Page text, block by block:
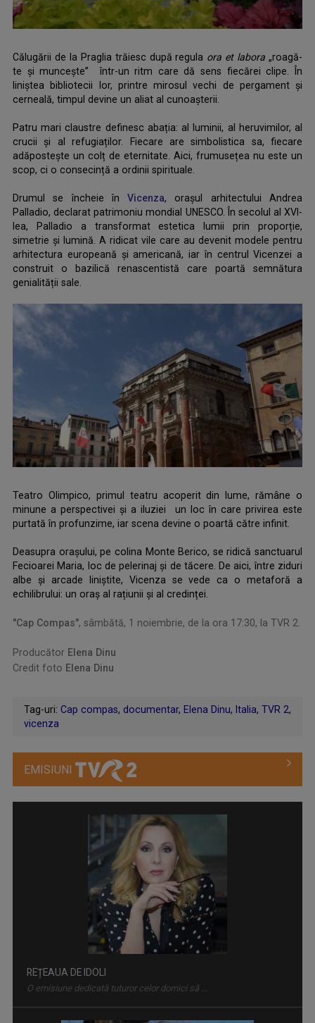
Călugării de la Praglia trăiesc după regula ora et labora „roagă-
te și muncește” într-un ritm care dă sens fiecărei clipe. În
liniștea bibliotecii lor, printre mirosul vechi de pergament și
cerneală, timpul devine un aliat al cunoașterii.
Patru mari claustre definesc abația: al luminii, al heruvimilor, al
crucii și al refugiaților. Fiecare are simbolistica sa, fiecare
adăpostește un colț de eternitate. Aici, frumusețea nu este un
scop, ci o consecință a ordinii spirituale.
Drumul se încheie înVicenza, orașul arhitectului Andrea
Palladio, declarat patrimoniu mondial UNESCO. În secolul al XVI-
lea, Palladio a transformat estetica lumii prin proporție,
simetrie și lumină. A ridicat vile care au devenit modele pentru
arhitectura europeană și americană, iar în centrul Vicenzei a
construit o bazilică renascentistă care poartă semnătura
genialității sale.
Teatro Olimpico, primul teatru acoperit din lume, rămâne o
minune a perspectivei și a iluziei un loc în care privirea este
purtată în profunzime, iar scena devine o poartă către infinit.
Deasupra orașului, pe colina Monte Berico, se ridică sanctuarul
Fecioarei Maria, loc de pelerinaj și de tăcere. De aici, între ziduri
albe și arcade liniștite, Vicenza se vede ca o metaforă a
echilibrului: un oraș al rațiunii și al credinței.
"Cap Compas", sâmbătă, 1 noiembrie, de la ora 17:30, la TVR 2.
Producător Elena Dinu
Credit foto Elena Dinu
Tag-uri: Cap compas, documentar, Elena Dinu, Italia, TVR 2,
vicenza
EMISIUNI
REȚEAUA DE IDOLI
O emisiune dedicată tuturor celor dornici să ...